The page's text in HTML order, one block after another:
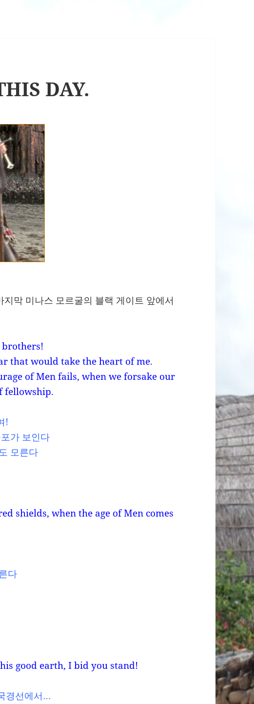
DAY.
지막 미나스 모르굴의 블랙 게이트 앞에서
brothers!
that would take the heart of me.
of Men fails, when we forsake our
fellowship.
!
가 보인다
모른다
shields, when the age of Men comes
다
good earth, I bid you stand!
경선에서…